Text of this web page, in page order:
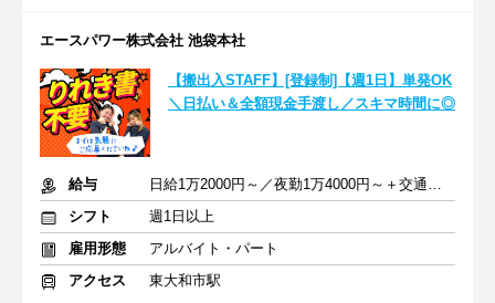
エースパワー株式会社 池袋本社
【搬出入STAFF】[登録制]【週1日】単発OK
＼日払い＆全額現金手渡し／スキマ時間に◎
給与
日給1万2000円～／夜勤1万4000円～＋交通費＋各種手当
シフト
週1日以上
雇用形態
アルバイト・パート
アクセス
東大和市駅